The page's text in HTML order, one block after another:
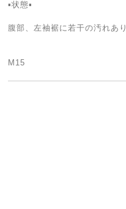
▪状態▪
腹部、左袖裾に若干の汚れあり
M15